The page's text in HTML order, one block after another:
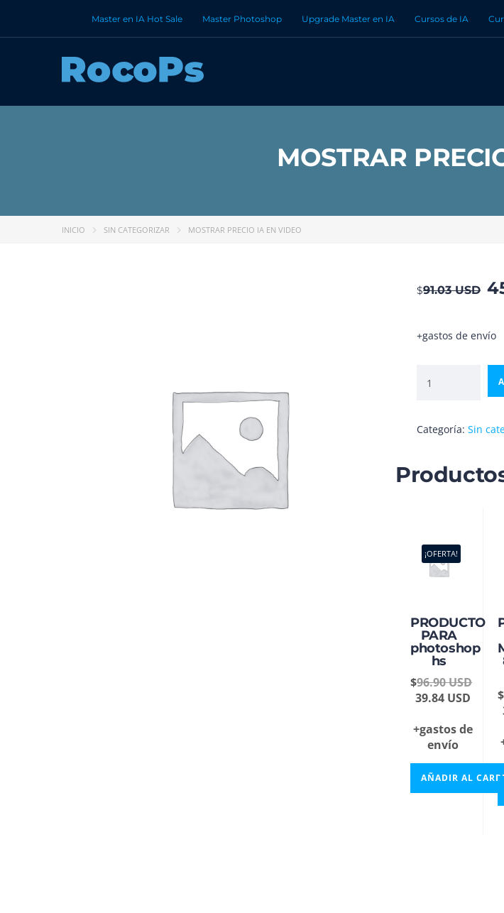
Master en IA Hot Sale Master Photoshop Upgrade Master en IA Cursos de IA
MOSTRAR
INICIO SIN CATEGORIZAR MOSTRAR PRECIO IA EN VIDEO
$91.03USD
+gastos de envío
Categoría: Sin
¡OFERTA!
PRODUCTO
PARA
photoshop
hs
$96.90USD
39.84 USD
+gastos de
envío
AÑADIR AL
$